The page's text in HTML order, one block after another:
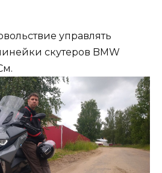
управлять
скутеров BMW